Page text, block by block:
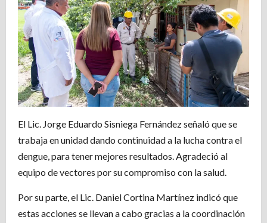
El Lic. Jorge Eduardo Sisniega Fernández señaló que se
trabaja en unidad dando continuidad a la lucha contra el
dengue, para tener mejores resultados. Agradeció al
equipo de vectores por su compromiso con la salud.
Por su parte, el Lic. Daniel Cortina Martínez indicó que
estas acciones se llevan a cabo gracias a la coordinación